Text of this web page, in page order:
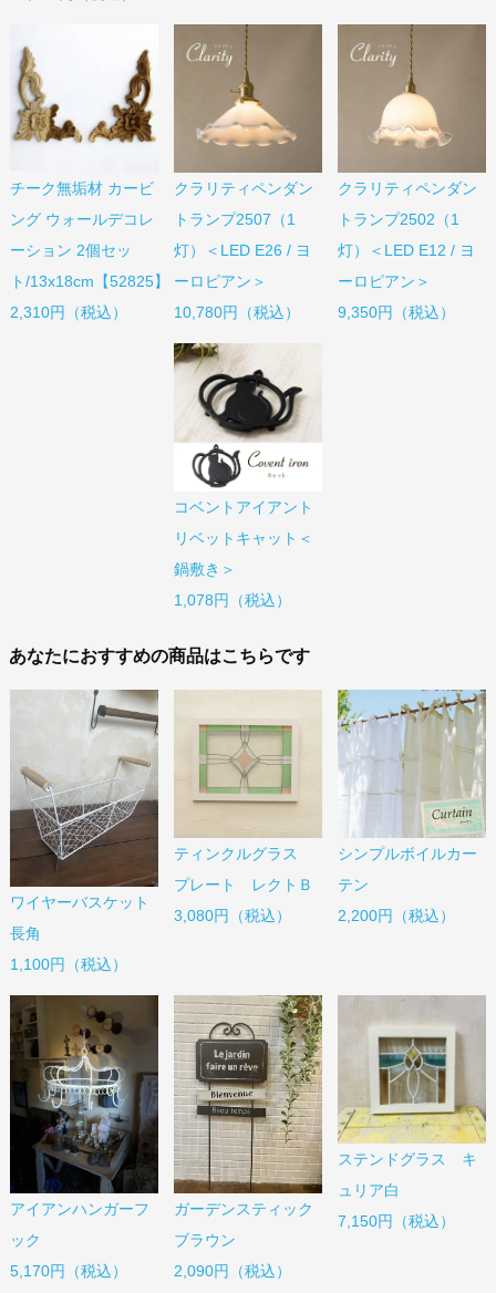
チーク無垢材 カービ
ング ウォールデコレ
ーション 2個セッ
ト/13x18cm【52825】
2,310円（税込）
クラリティペンダン
トランプ2507（1
灯）＜LED E26 / ヨ
ーロピアン＞
10,780円（税込）
クラリティペンダン
トランプ2502（1
灯）＜LED E12 / ヨ
ーロピアン＞
9,350円（税込）
コベントアイアント
リベットキャット＜
鍋敷き＞
1,078円（税込）
あなたにおすすめの商品はこちらです
ワイヤーバスケット
長角
1,100円（税込）
ティンクルグラス
プレート レクトＢ
3,080円（税込）
シンプルボイルカー
テン
2,200円（税込）
アイアンハンガーフ
ック
5,170円（税込）
ガーデンスティック
ブラウン
2,090円（税込）
ステンドグラス キ
ュリア白
7,150円（税込）